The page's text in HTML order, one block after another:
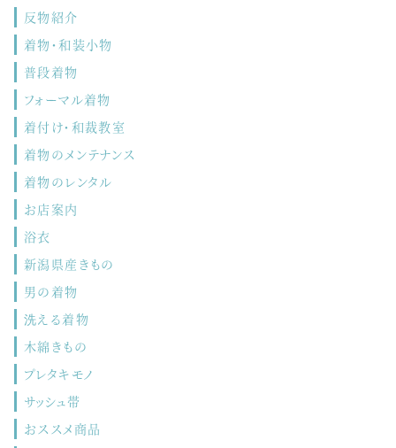
反物紹介
着物・和装小物
普段着物
フォーマル着物
着付け・和裁教室
着物のメンテナンス
着物のレンタル
お店案内
浴衣
新潟県産きもの
男の着物
洗える着物
木綿きもの
プレタキモノ
サッシュ帯
おススメ商品